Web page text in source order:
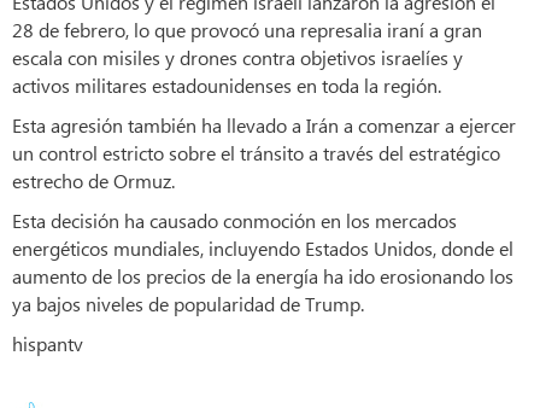
28 de febrero, lo que provocó una represalia iraní a gran
escala con misiles y drones contra objetivos israelíes y
activos militares estadounidenses en toda la región.
Esta agresión también ha llevado a Irán a comenzar a ejercer
un control estricto sobre el tránsito a través del estratégico
estrecho de Ormuz.
Esta decisión ha causado conmoción en los mercados
energéticos mundiales, incluyendo Estados Unidos, donde el
aumento de los precios de la energía ha ido erosionando los
ya bajos niveles de popularidad de Trump.
hispantv